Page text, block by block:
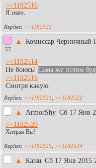
>>1182516
Я знаю.
>>1182522
▲ Комиссар Черничный
57
>>1182514
Не боюсь! Сама же потом
>>1182516
Смотря какую.
>>1182521 >>1182522
▲ АrmorShy Сб 17 Янв
>>1182520
Хитрая Вы!
>>1182523, >>1182524
▲ Каtsu Сб 17 Янв 2015